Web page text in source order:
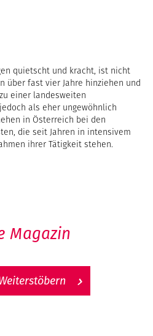
quietscht und kracht, ist nicht
über fast vier Jahre hinziehen und
einer landesweiten
als eher ungewöhnlich
in Österreich bei den
die seit Jahren in intensivem
ihrer Tätigkeit stehen.
Magazin